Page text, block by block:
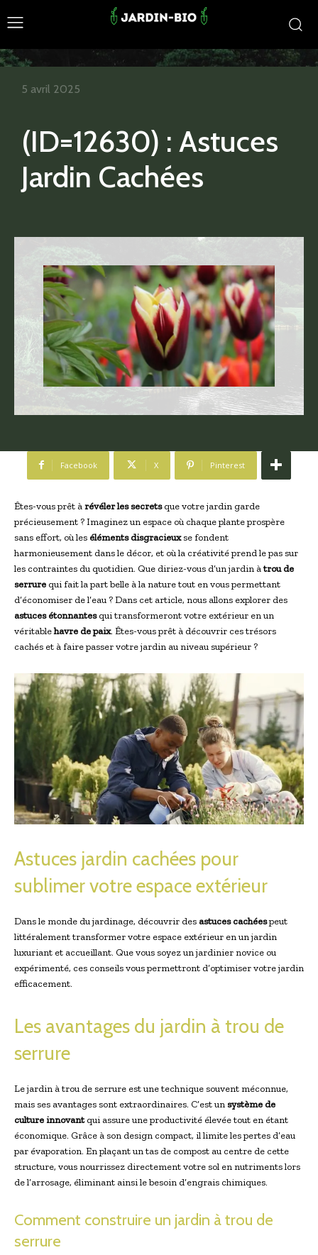
(ID=12630) : Astuces
Jardin Cachées
5 avril 2025
Facebook X Pinterest
Êtes-vous prêt àrévéler les secretsque votre jardin garde
précieusement ? Imaginez un espace où chaque plante prospère
sans effort, où les éléments disgracieuxse fondent
harmonieusement dans le décor, et où la créativité prend le pas sur
les contraintes du quotidien. Que diriez-vous d’un jardin àtrou de
serrure qui fait la part belle à la nature tout en vous permettant
d’économiser de l’eau ? Dans cet article, nous allons explorer des
astuces étonnantesqui transformeront votre extérieur en un
véritablehavre de paix. Êtes-vous prêt à découvrir ces trésors
cachés et à faire passer votre jardin au niveau supérieur ?
Astuces jardin cachées pour
sublimer votre espace extérieur
Dans le monde du jardinage, découvrir des astuces cachéespeut
littéralement transformer votre espace extérieur en un jardin
luxuriant et accueillant. Que vous soyez un jardinier novice ou
expérimenté, ces conseils vous permettront d’optimiser votre jardin
efficacement.
Les avantages du jardin à trou de
serrure
Le jardin à trou de serrure est une technique souvent méconnue,
mais ses avantages sont extraordinaires. C’est unsystème de
culture innovantqui assure une productivité élevée tout en étant
économique. Grâce à son design compact, il limite les pertes d’eau
par évaporation. En plaçant un tas de compost au centre de cette
structure, vous nourrissez directement votre sol en nutriments lors
de l’arrosage, éliminant ainsi le besoin d’engrais chimiques.
Comment construire un jardin à trou de
serrure